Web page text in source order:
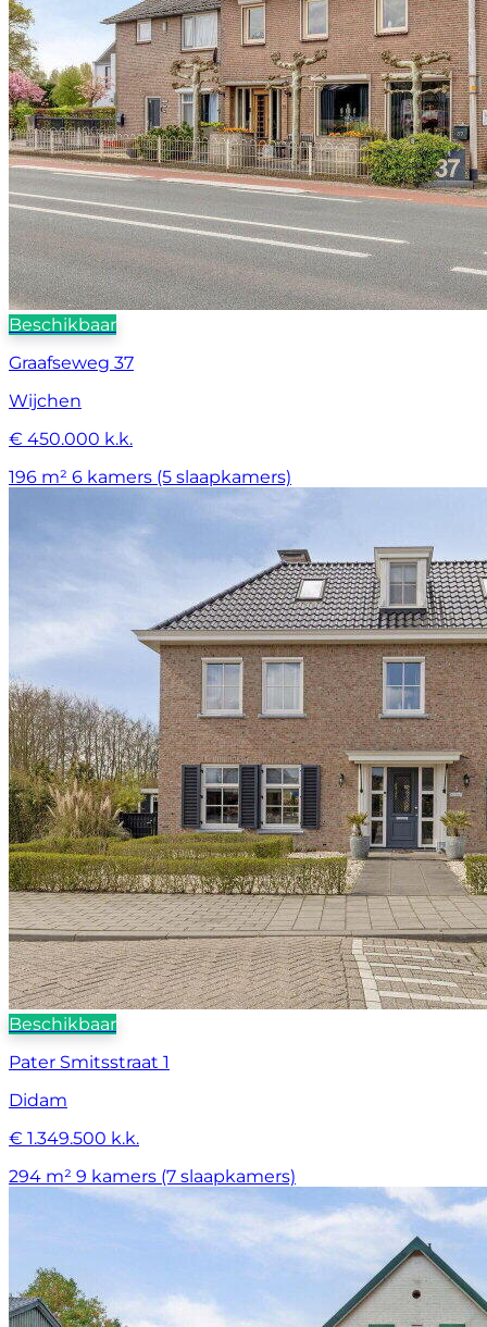
Beschikbaar
Graafseweg 37
Wijchen
€ 450.000 k.k.
196 m² 6 kamers (5 slaapkamers)
Beschikbaar
Pater Smitsstraat 1
Didam
€ 1.349.500 k.k.
294 m² 9 kamers (7 slaapkamers)